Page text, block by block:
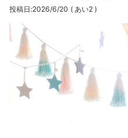
投稿日:2026/6/20 ( あい2 )